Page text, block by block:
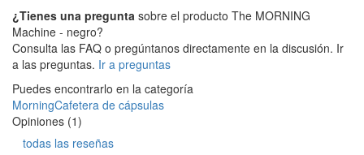
¿Tienes una pregunta sobre el producto The MORNING
Machine - negro?
Consulta las FAQ o pregúntanos directamente en la discusión. Ir
a las preguntas. Ir a preguntas
Puedes encontrarlo en la categoría
MorningCafetera de cápsulas
Opiniones (1)
todas las reseñas